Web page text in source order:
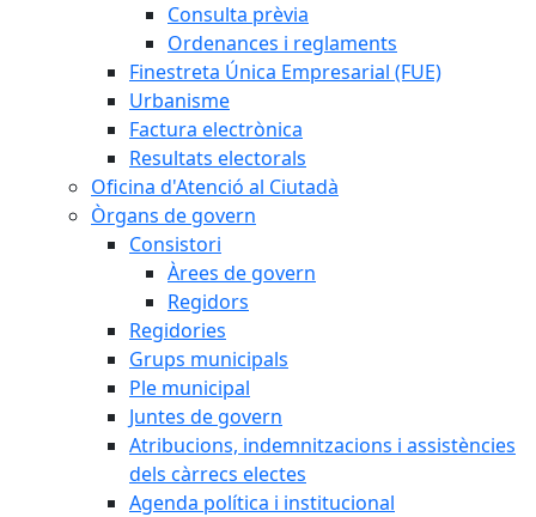
Consulta prèvia
Ordenances i reglaments
Finestreta Única Empresarial (FUE)
Urbanisme
Factura electrònica
Resultats electorals
Oficina d'Atenció al Ciutadà
Òrgans de govern
Consistori
Àrees de govern
Regidors
Regidories
Grups municipals
Ple municipal
Juntes de govern
Atribucions, indemnitzacions i assistències
dels càrrecs electes
Agenda política i institucional